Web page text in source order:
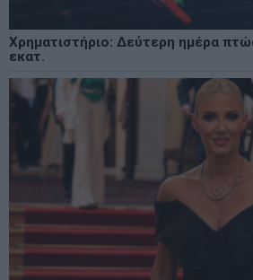
Χρηματιστήριο: Δεύτερη ημέρα
εκατ.